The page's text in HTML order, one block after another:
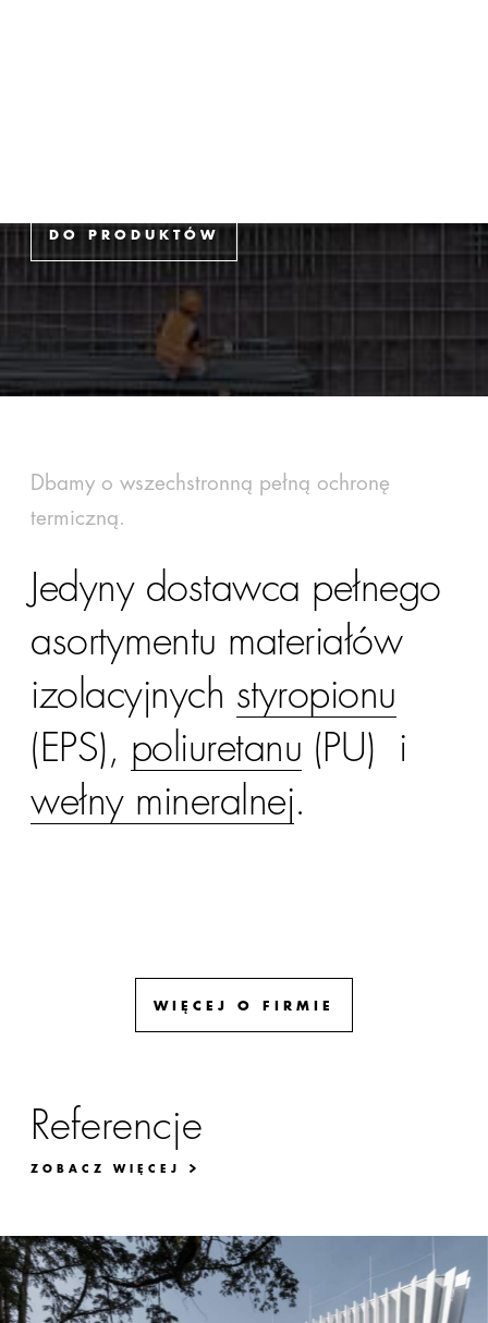
DO PRODUKTÓW
Dbamy o wszechstronną pełną ochronę
termiczną.
Jedyny dostawca pełnego
asortymentu materiałów
izolacyjnych styropionu
(EPS), poliuretanu (PU) i
wełny mineralnej.
WIĘCEJ O FIRMIE
Referencje
ZOBACZ WIĘCEJ